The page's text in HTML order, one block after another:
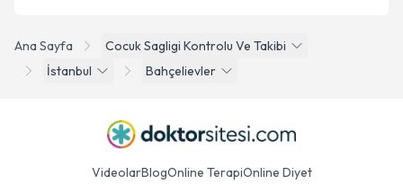
Ana Sayfa
Cocuk Sagligi Kontrolu Ve Takibi
İstanbul
Bahçelievler
VideolarBlogOnline TerapiOnline Diyet